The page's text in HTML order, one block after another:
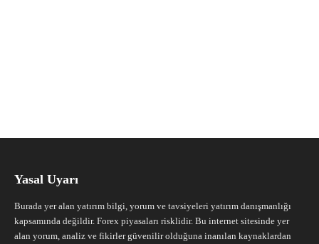
Yasal Uyarı
Burada yer alan yatırım bilgi, yorum ve tavsiyeleri yatırım danışmanlığı
kapsamında değildir. Forex piyasaları risklidir. Bu internet sitesinde yer
alan yorum, analiz ve fikirler güvenilir olduğuna inanılan kaynaklardan